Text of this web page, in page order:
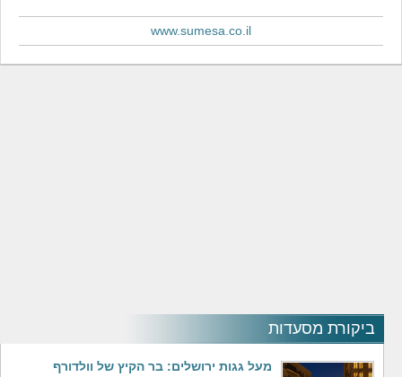
ביקורת מסעדות
מעל גגות ירושלים: בר הקיץ של וולדורף
www.sumesa.co.il